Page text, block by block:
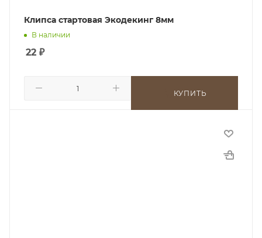
Клипса стартовая Экодекинг 8мм
В наличии
22 ₽
КУПИТЬ